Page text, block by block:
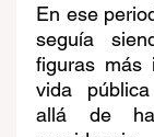
En ese
seguía
figuras más
vida
allá de